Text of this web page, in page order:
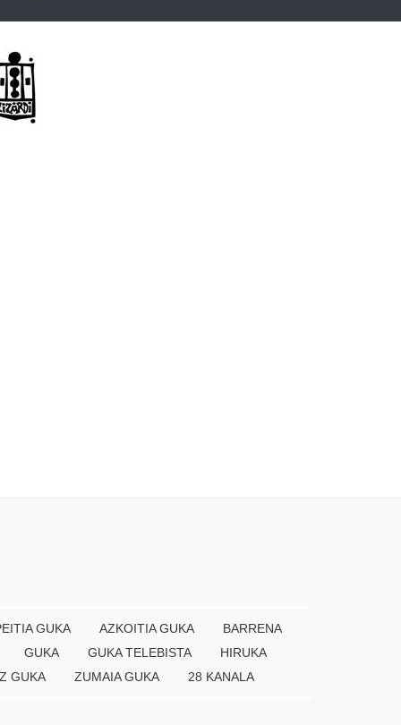
GUKA AZKOITIA GUKA
BARRENA
GUKA
GUKA TELEBISTA
HIRUKA
GUKA
ZUMAIA GUKA 28 KANALA